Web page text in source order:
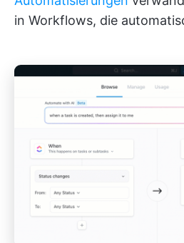
in Workflows, die